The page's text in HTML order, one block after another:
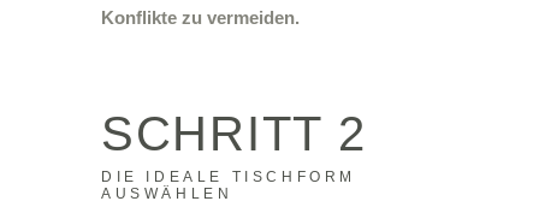
Konflikte zu vermeiden.
SCHRITT 2
DIE IDEALE TISCHFORM
AUSWÄHLEN